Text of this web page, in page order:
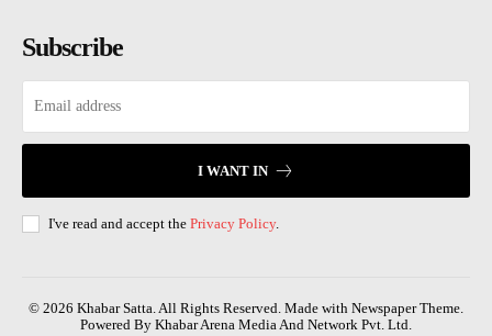
Subscribe
I WANT IN
I've read and accept the Privacy Policy.
© 2026 Khabar Satta. All Rights Reserved. Made with Newspaper Theme.
Powered By Khabar Arena Media And Network Pvt. Ltd.